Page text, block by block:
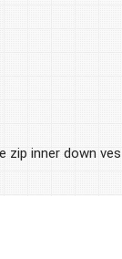
zip inner down